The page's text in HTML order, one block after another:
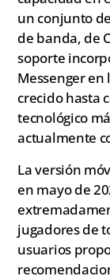
un conjunto
de banda, de
soporte
Messenger en
crecido hasta
tecnológico
actualmente
La versión
en mayo de
jugadores de
usuarios